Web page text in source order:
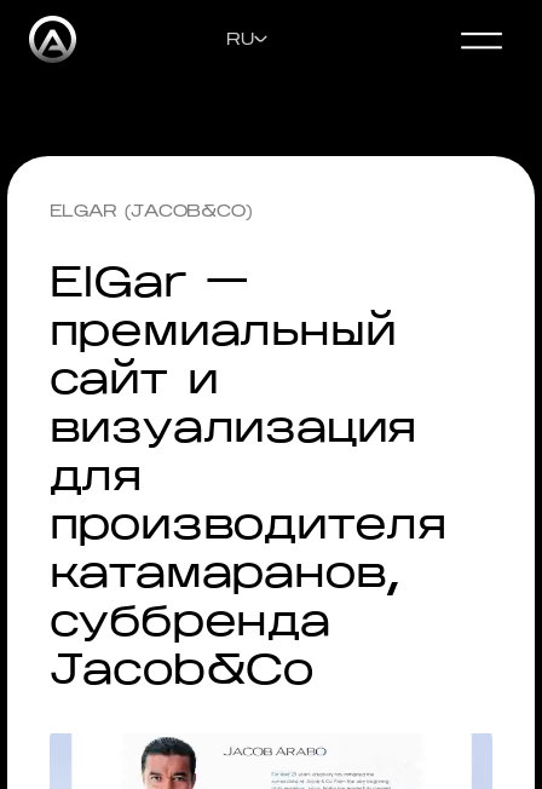
RU
РУССКИЙ
УКРАЇНСЬКА
ELGAR (JACOB&CO)
ElGar —
премиальный
сайт и
визуализация
для
производителя
катамаранов,
суббренда
Jacob&Co